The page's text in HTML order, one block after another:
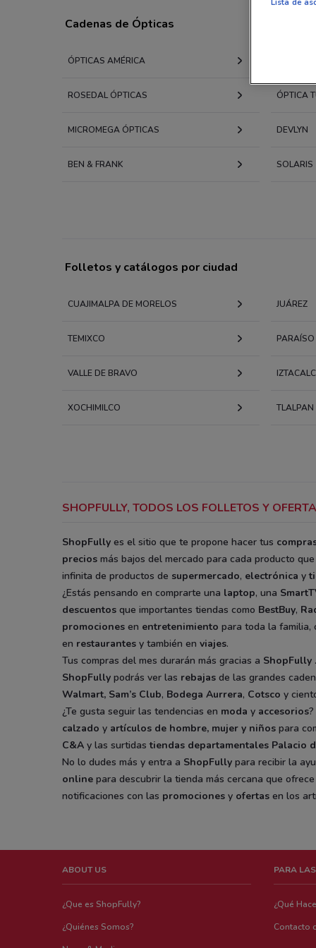
Cadenas de Ópticas
ÓPTICAS AMÉRICA
ROSEDAL ÓPTICAS ÓPTICA
MICROMEGA ÓPTICAS DEVLYN
BEN & FRANK SOLARIS
Folletos y catálogos por ciudad
CUAJIMALPA DE MORELOS JUÁREZ
TEMIXCO PARAÍSO
VALLE DE BRAVO
XOCHIMILCO TLALPAN
SHOPFULLY, TODOS LOS FOLLETOS Y
ShopFully es el sitio que te propone hacer tus
precios más bajos del mercado para cada producto
infinita de productos de supermercado, electrónica y
¿Estás pensando en comprarte una laptop, una
descuentos que importantes tiendas como BestBuy,
promociones en entretenimiento para toda la familia,
en restaurantes y también en viajes.
Tus compras del mes durarán más gracias a ShopFully
ShopFully podrás ver las rebajas de las grandes
Walmart, Sam’s Club, Bodega Aurrera, Cotsco y
¿Te gusta seguir las tendencias en moda y accesorios
calzado y artículos de hombre, mujer y niños para
C&A y las surtidastiendas departamentales Palacio
No lo dudes más y entra a ShopFully para recibir la
online para descubrir la tienda más cercana que
notificaciones con las promociones y ofertas en los
ABOUT US
¿Que es ShopFully?
¿Quiénes Somos?
PARA
¿Qué
Contacto
Lista de